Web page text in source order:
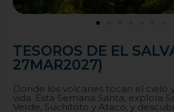
TESOROS DE EL
27MAR2027)
Donde los volcanes tocan el cielo
vida. Esta Semana Santa, explora
Verde, Suchitoto y Ataco, y